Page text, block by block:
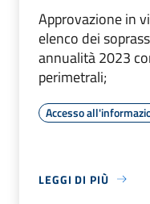
Approvazione in
elenco dei
annualità 2023
perimetrali;
Accesso
LEGGI DI PIÙ